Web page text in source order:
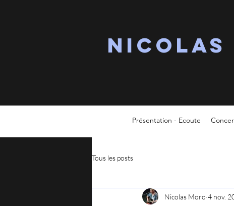
Nicolas
Présentation - Ecoute
Tous les posts
Nicolas Moro 4 nov.